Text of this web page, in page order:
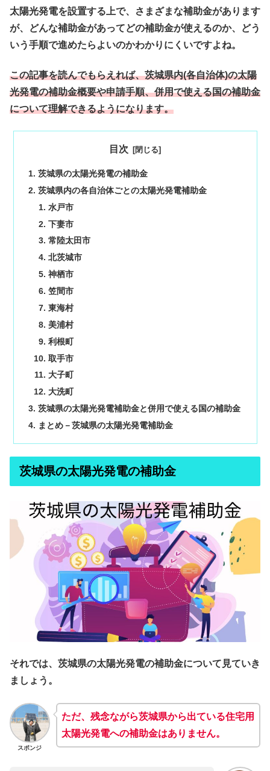
太陽光発電を設置する上で、さまざまな補助金があります
が、どんな補助金があってどの補助金が使えるのか、どう
いう手順で進めたらよいのかわかりにくいですよね。
この記事を読んでもらえれば、茨城県内(各自治体)の太陽
光発電の補助金概要や申請手順、併用で使える国の補助金
について理解できるようになります。
目次
茨城県の太陽光発電の補助金
茨城県内の各自治体ごとの太陽光発電補助金
水戸市
下妻市
常陸太田市
北茨城市
神栖市
笠間市
東海村
美浦村
利根町
取手市
大子町
大洗町
茨城県の太陽光発電補助金と併用で使える国の補助金
まとめ－茨城県の太陽光発電補助金
茨城県の太陽光発電の補助金
それでは、茨城県の太陽光発電の補助金について見ていき
ましょう。
スポンジ
ただ、残念ながら茨城県から出ている住宅用
太陽光発電への補助金はありません。